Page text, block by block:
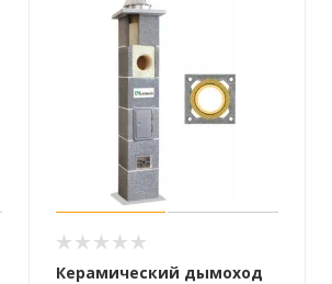
Керамический дымоход